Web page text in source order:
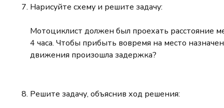
Нарисуйте схему и решите задачу:
Мотоциклист должен был проехать расстояние
4 часа. Чтобы прибыть вовремя на место
движения произошла задержка?
Решите задачу, объяснив ход решения: